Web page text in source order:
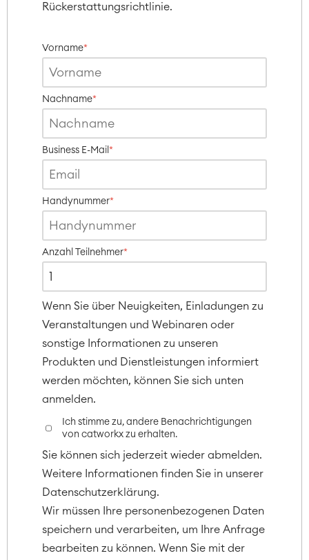
SOLUTIONS
LMS / eLearning
Work Management
Service Management
IT Service Management & CMDB
Service Management Journey
Omnichannel Customer Service
Social Intranet
Virtual Office
Integration
Artificial Intelligence
Atlassian Backup & Restore
SERVICES
RESOURCES
ABOUT US
■
■
■
■
Rückerstattungsrichtlinie.
Vorname*
Nachname*
Business E-Mail *
Handynummer*
Anzahl Teilnehmer*
Wenn Sie über Neuigkeiten, Einladungen zu
Veranstaltungen und Webinaren oder
sonstige Informationen zu unseren
Produkten und Dienstleistungen informiert
werden möchten, können Sie sich unten
anmelden.
Ich stimme zu, andere Benachrichtigungen
von catworkx zu erhalten.
Sie können sich jederzeit wieder abmelden.
Weitere Informationen finden Sie in unserer
Datenschutzerklärung.
Wir müssen Ihre personenbezogenen Daten
speichern und verarbeiten, um Ihre Anfrage
bearbeiten zu können. Wenn Sie mit der